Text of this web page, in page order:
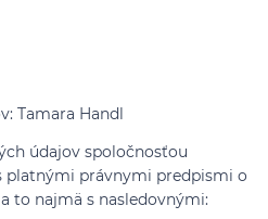
Tamara Handl
údajov spoločnosťou
platnými právnymi predpismi o
to najmä s nasledovnými: